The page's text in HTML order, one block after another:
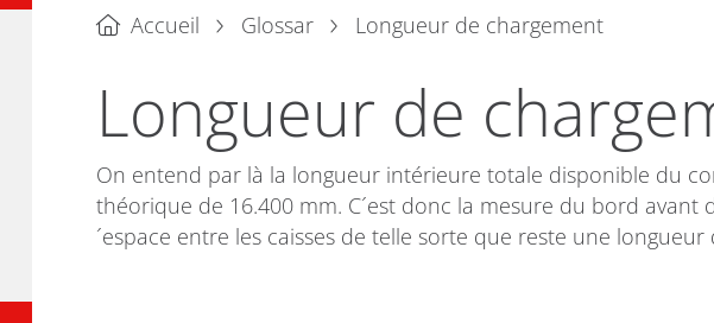
Accueil Glossar Longueur de chargement
Longueur de
On entend par là la longueur intérieure totale disponible du
théorique de 16.400 mm. C´est donc la mesure du bord
´espace entre les caisses de telle sorte que reste une